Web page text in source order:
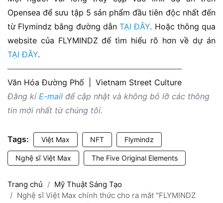
Opensea để sưu tập 5 sản phẩm đầu tiên độc nhất đến
từ Flymindz bằng đường dẫnTẠI ĐÂY. Hoặc thông qua
website của FLYMINDZ để tìm hiểu rõ hơn về dự án
TẠI ĐÂY.
Văn Hóa Đường Phố
Vietnam Street Culture
Đăng kíE-mail để cập nhật và không bỏ lỡ các thông
tin mới nhất từ chúng tôi.
Tags: Việt Max NFT Flymindz
Nghệ sĩ Việt Max The Five Original Elements
Trang chủ
Mỹ Thuật Sáng Tạo
Nghệ sĩ Việt Max chính thức cho ra mắt "FLYMINDZ